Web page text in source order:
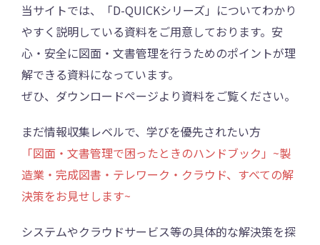
当サイトでは、「D-QUICKシリーズ」についてわかり
やすく説明している資料をご用意しております。安
心・安全に図面・文書管理を行うためのポイントが理
解できる資料になっています。
ぜひ、ダウンロードページより資料をご覧ください。
まだ情報収集レベルで、学びを優先されたい方
「図面・文書管理で困ったときのハンドブック」~製
造業・完成図書・テレワーク・クラウド、すべての解
決策をお見せします~
システムやクラウドサービス等の具体的な解決策を探